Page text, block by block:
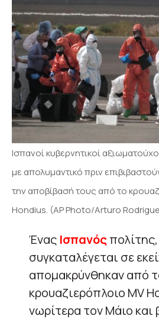
Ισπανοί κυβερνητικοί
με απολυμαντικό πριν
την αποβίβασή τους από το
Hondius. (AP Photo/Arturo
Ένας Ισπανός
συγκαταλέγεται σε
απομακρύνθηκαν από
κρουαζιερόπλοιο MV
νωρίτερα τον Μάιο και